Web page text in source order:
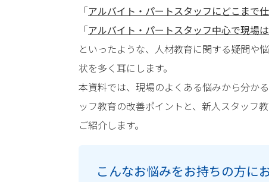
「 アルバイト・パートスタッフにどこまで
「 アルバイト・パートスタッフ中心で現場
といったような、人材教育に関する疑問や
状を多く耳にします。
本資料では、現場のよくある悩みから分か
ッフ教育の改善ポイントと、新人スタッフ
ご紹介します。
こんなお悩みをお持ちの方に